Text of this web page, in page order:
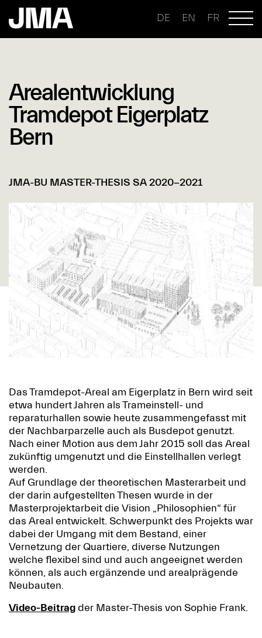
DE EN FR
Arealentwicklung
Tramdepot Eigerplatz
Bern
JMA-BU MASTER-THESIS SA 2020-2021
Das Tramdepot-Areal am Eigerplatz in Bern wird seit
etwa hundert Jahren als Trameinstell- und
reparaturhallen sowie heute zusammengefasst mit
der Nachbarparzelle auch als Busdepot genutzt.
Nach einer Motion aus dem Jahr 2015 soll das Areal
zukünftig umgenutzt und die Einstellhallen verlegt
werden.
Auf Grundlage der theoretischen Masterarbeit und
der darin aufgestellten Thesen wurde in der
Masterprojektarbeit die Vision „Philosophien“ für
das Areal entwickelt. Schwerpunkt des Projekts war
dabei der Umgang mit dem Bestand, einer
Vernetzung der Quartiere, diverse Nutzungen
welche flexibel sind und auch angeeignet werden
können, als auch ergänzende und arealprägende
Neubauten.
Video-Beitragder Master-Thesis von Sophie Frank.